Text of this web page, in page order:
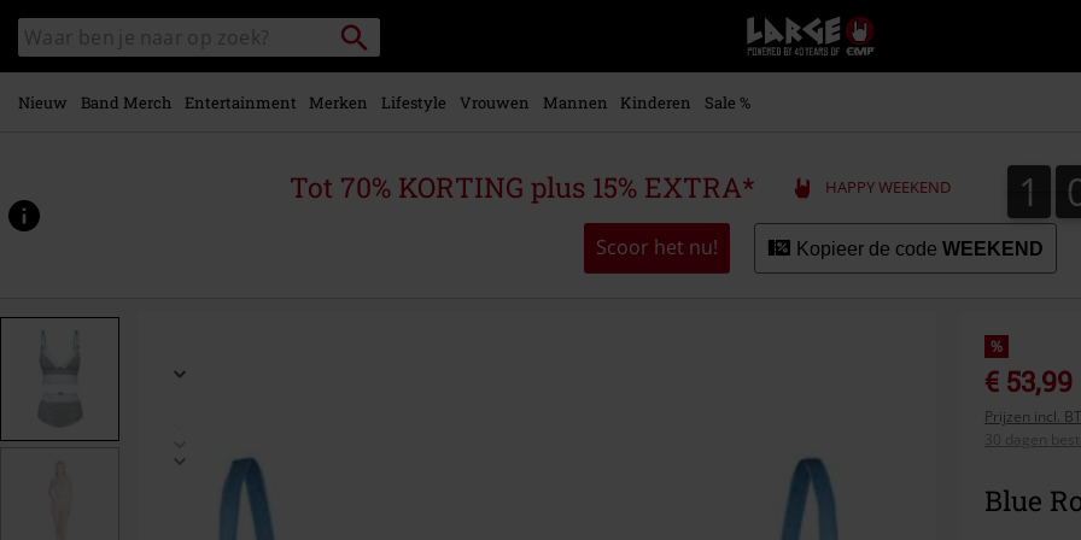
naar
hoofdinhoud
Zoek
in
catalogus
Packstation
zoeken
Large
–
Muziek-,
+
kleding
Nieuw Band Merch Entertainment Merken Lifestyle Vrouwen Mannen Kinderen Sale %
Tot 70% KORTING plus 15% EXTRA* HAPPY WEEKEND 1
1
Scoor het nu! Kopieer de code WEEKEND
www.large.be/p/blue-
563309.html
%
€ 53,99
Prijzen incl.
30 dagen
Blue